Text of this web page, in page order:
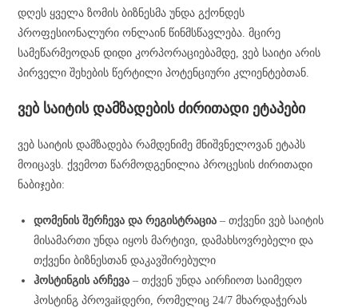
დღეს ყველა ზომის ბიზნესმა უნდა გქონდეს
პროფესიონალური ონლაინ წინმსწავლება. მცირე
სამეწარმეოდან დიდი კორპორაციებამდე, ვებ საიტი არის
პირველი შეხების წერტილი პოტენციური კლიენტებთან.
ვებ საიტის დამზადების ძირითადი ეტაპები
ვებ საიტის დამზადება რამდენიმე მნიშვნელოვან ეტაპს
მოიცავს. ქვემოთ წარმოდგენილია პროცესის ძირითადი
ნაბიჯები:
დომენის შერჩევა და რეგისტრაცია – თქვენი ვებ საიტის
მისამართი უნდა იყოს მარტივი, დამახსოვრებელი და
თქვენი ბიზნესთან დაკავშირებული
ჰოსტინგის არჩევა – თქვენ უნდა აირჩიოთ საიმედო
ჰოსტინგ პროვайდერი, რომელიც 24/7 მხარდაჭერას